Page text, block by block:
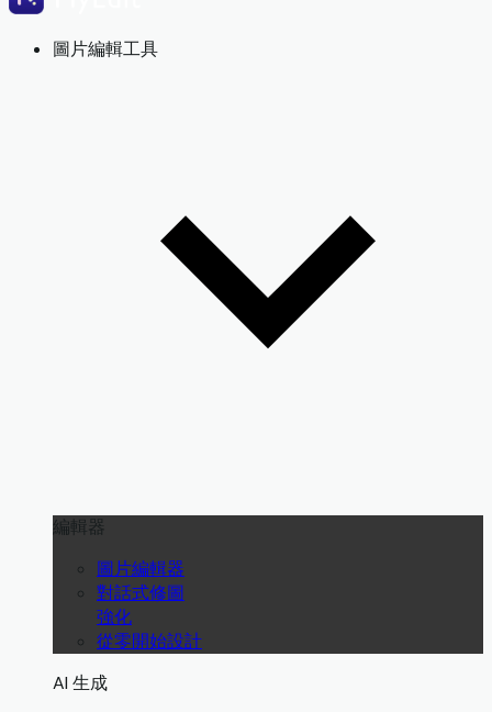
圖片編輯工具
編輯器
圖片編輯器
對話式修圖
強化
從零開始設計
AI 生成